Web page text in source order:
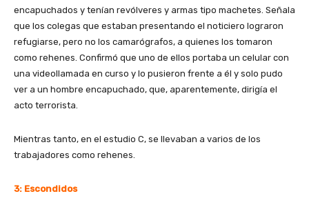
encapuchados y tenían revólveres y armas tipo machetes. Señala
que los colegas que estaban presentando el noticiero lograron
refugiarse, pero no los camarógrafos, a quienes los tomaron
como rehenes. Confirmó que uno de ellos portaba un celular con
una videollamada en curso y lo pusieron frente a él y solo pudo
ver a un hombre encapuchado, que, aparentemente, dirigía el
acto terrorista.
Mientras tanto, en el estudio C, se llevaban a varios de los
trabajadores como rehenes.
3: Escondidos